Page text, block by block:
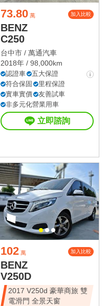
73.80 萬 加入比較
BENZ
C250
台中市 / 萬通汽車
2018年 / 98,000km
認證車
五大保證
符合保固
里程保證
實車實價
友善試車
非多元化營業用車
立即諮詢
102 萬 加入比較
BENZ
V250D
2017 V250d 豪華商旅 雙
電滑門 全景天窗